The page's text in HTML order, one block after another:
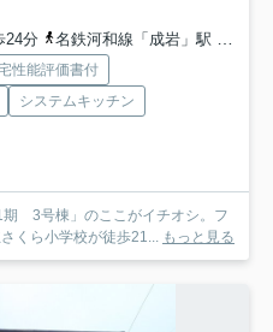
24分
名鉄河和線「成岩」駅 徒歩33分
性能評価書付
システムキッチン
期 3号棟」のここがイチオシ。フ
くら小学校が徒歩21... もっと見る